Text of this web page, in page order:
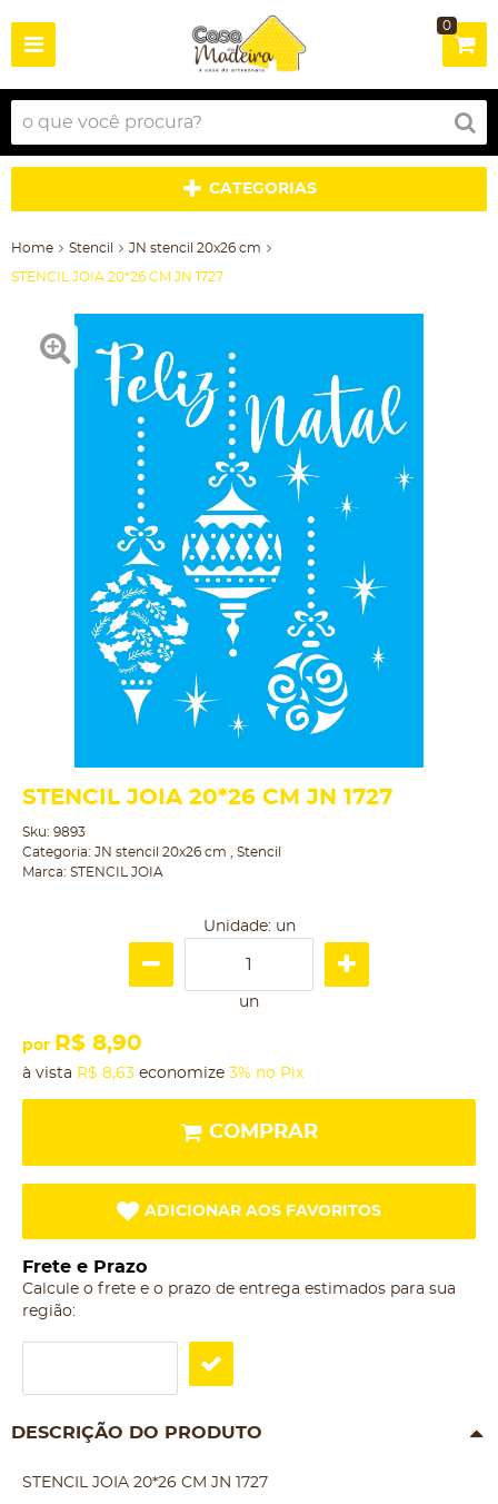
0
CATEGORIAS
Home Stencil JN stencil 20x26 cm
STENCIL JOIA 20*26 CM JN 1727
STENCIL JOIA 20*26 CM JN 1727
Sku: 9893
Categoria: JN stencil 20x26 cm
Stencil
Marca: STENCIL JOIA
Unidade: un
un
por R$ 8,90
à vista R$ 8,63 economize 3% no Pix
COMPRAR
ADICIONAR AOS FAVORITOS
Frete e Prazo
Calcule o frete e o prazo de entrega estimados para sua
região:
DESCRIÇÃO DO PRODUTO
STENCIL JOIA 20*26 CM JN 1727